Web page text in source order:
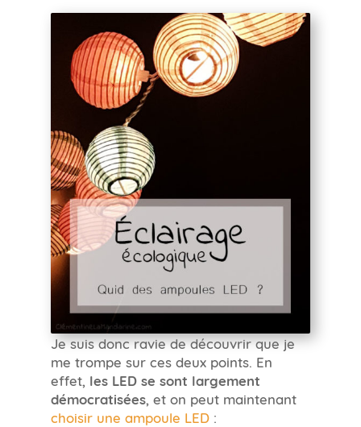
Je suis donc ravie de découvrir que je
me trompe sur ces deux points. En
effet, les LED se sont largement
démocratisées, et on peut maintenant
choisir une ampoule LED: